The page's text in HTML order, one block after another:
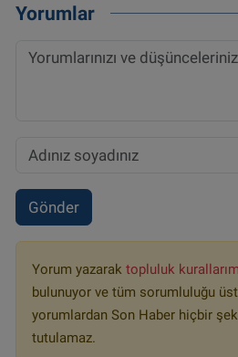
Yorumlar
Gönder
Yorum yazarak topluluk
bulunuyor ve tüm sorumluluğu
yorumlardan Son Haber hiçbir
tutulamaz.